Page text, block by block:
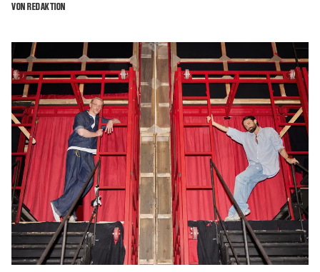
VON REDAKTION